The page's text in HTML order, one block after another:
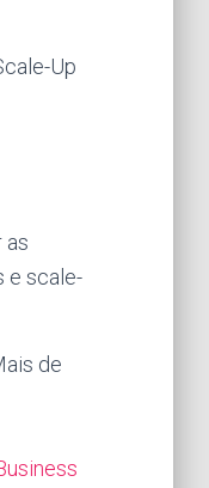
Up
as
e scale-
de